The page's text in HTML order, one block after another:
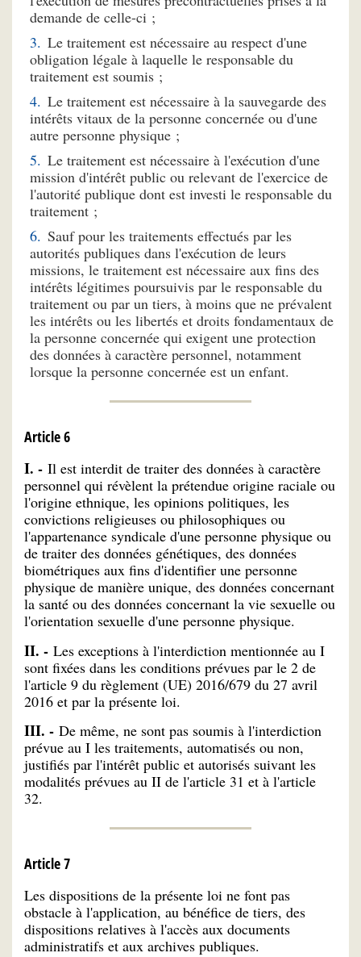
demande de celle-ci ;
Le traitement est nécessaire au respect d'une
obligation légale à laquelle le responsable du
traitement est soumis ;
Le traitement est nécessaire à la sauvegarde des
intérêts vitaux de la personne concernée ou d'une
autre personne physique ;
Le traitement est nécessaire à l'exécution d'une
mission d'intérêt public ou relevant de l'exercice de
l'autorité publique dont est investi le responsable du
traitement ;
Sauf pour les traitements effectués par les
autorités publiques dans l'exécution de leurs
missions, le traitement est nécessaire aux fins des
intérêts légitimes poursuivis par le responsable du
traitement ou par un tiers, à moins que ne prévalent
les intérêts ou les libertés et droits fondamentaux de
la personne concernée qui exigent une protection
des données à caractère personnel, notamment
lorsque la personne concernée est un enfant.
Article 6
I. - Il est interdit de traiter des données à caractère
personnel qui révèlent la prétendue origine raciale ou
l'origine ethnique, les opinions politiques, les
convictions religieuses ou philosophiques ou
l'appartenance syndicale d'une personne physique ou
de traiter des données génétiques, des données
biométriques aux fins d'identifier une personne
physique de manière unique, des données concernant
la santé ou des données concernant la vie sexuelle ou
l'orientation sexuelle d'une personne physique.
II. - Les exceptions à l'interdiction mentionnée au I
sont fixées dans les conditions prévues par le 2 de
l'article 9 du règlement (UE) 2016/679 du 27 avril
2016 et par la présente loi.
III. - De même, ne sont pas soumis à l'interdiction
prévue au I les traitements, automatisés ou non,
justifiés par l'intérêt public et autorisés suivant les
modalités prévues au II de l'article 31 et à l'article
32.
Article 7
Les dispositions de la présente loi ne font pas
obstacle à l'application, au bénéfice de tiers, des
dispositions relatives à l'accès aux documents
administratifs et aux archives publiques.